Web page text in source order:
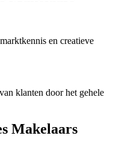
en creatieve
klanten door het gehele
Makelaars